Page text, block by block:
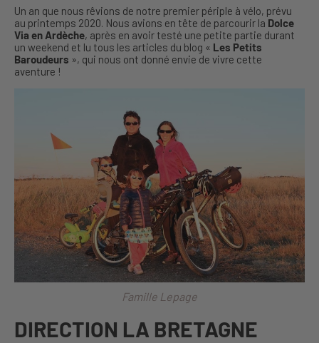
Un an que nous rêvions de notre premier périple à vélo, prévu
au printemps 2020. Nous avions en tête de parcourir la Dolce
Via en Ardèche, après en avoir testé une petite partie durant
un weekend et lu tous les articles du blog « Les Petits
Baroudeurs », qui nous ont donné envie de vivre cette
aventure !
Famille Lepage
DIRECTION LA BRETAGNE